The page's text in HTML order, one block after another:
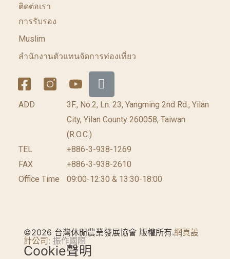
ติดต่อเรา
การรับรอง
Muslim
สำนักงานตัวแทนจัดการท่องเที่ยว
ADD
3F., No.2, Ln. 23, Yangming 2nd Rd., Yilan
City, Yilan County 260058, Taiwan
(R.O.C.)
TEL
+886-3-938-1269
FAX
+886-3-938-2610
Office Time
09:00-12:30 & 13:30-18:00
©2026 台灣休閒農業發展協會 版權所有.網頁設
計公司: 振作國際
Cookie聲明